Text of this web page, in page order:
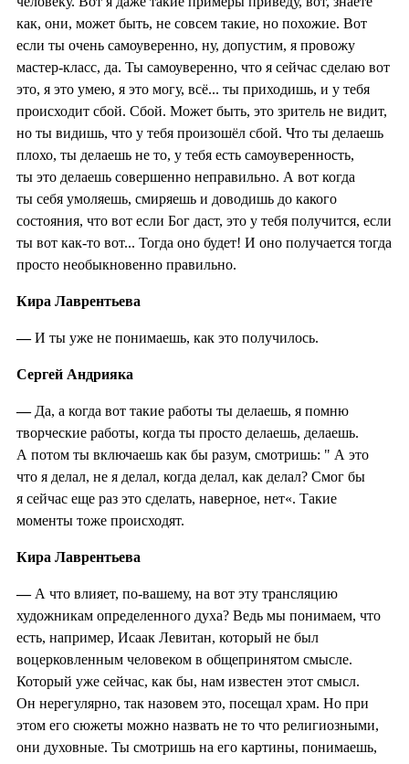
как, они, может быть, не совсем такие, но похожие. Вот
если ты очень самоуверенно, ну, допустим, я провожу
мастер-класс, да. Ты самоуверенно, что я сейчас сделаю вот
это, я это умею, я это могу, всё... ты приходишь, и у тебя
происходит сбой. Сбой. Может быть, это зритель не видит,
но ты видишь, что у тебя произошёл сбой. Что ты делаешь
плохо, ты делаешь не то, у тебя есть самоуверенность,
ты это делаешь совершенно неправильно. А вот когда
ты себя умоляешь, смиряешь и доводишь до какого
состояния, что вот если Бог даст, это у тебя получится, если
ты вот как-то вот... Тогда оно будет! И оно получается тогда
просто необыкновенно правильно.
Кира Лаврентьева
—И ты уже не понимаешь, как это получилось.
Сергей Андрияка
— Да, а когда вот такие работы ты делаешь, я помню
творческие работы, когда ты просто делаешь, делаешь.
А потом ты включаешь как бы разум, смотришь: " А это
что я делал, не я делал, когда делал, как делал? Смог бы
я сейчас еще раз это сделать, наверное, нет«. Такие
моменты тоже происходят.
Кира Лаврентьева
— А что влияет, по-вашему, на вот эту трансляцию
художникам определенного духа? Ведь мы понимаем, что
есть, например, Исаак Левитан, который не был
воцерковленным человеком в общепринятом смысле.
Который уже сейчас, как бы, нам известен этот смысл.
Он нерегулярно, так назовем это, посещал храм. Но при
этом его сюжеты можно назвать не то что религиозными,
они духовные. Ты смотришь на его картины, понимаешь,